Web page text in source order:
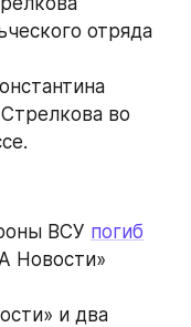
отряда
во
ВСУ погиб
Новости»
и два